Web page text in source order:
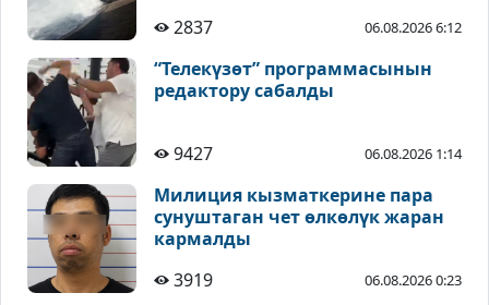
2837
06.08.2026 6:12
“Телекүзөт” программасынын
редактору сабалды
9427 06.08.2026 1:14
Милиция кызматкерине пара
сунуштаган чет өлкөлүк жаран
кармалды
3919
06.08.2026 0:23